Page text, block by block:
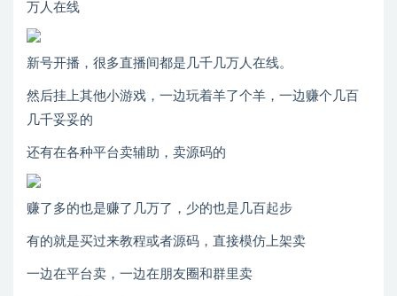
万人在线
新号开播，很多直播间都是几千几万人在线。
然后挂上其他小游戏，一边玩着羊了个羊，一边赚个几百
几千妥妥的
还有在各种平台卖辅助，卖源码的
赚了多的也是赚了几万了，少的也是几百起步
有的就是买过来教程或者源码，直接模仿上架卖
一边在平台卖，一边在朋友圈和群里卖